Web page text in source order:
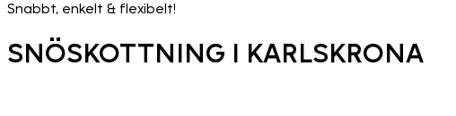
Snabbt, enkelt & flexibelt!
SNÖSKOTTNING I KARLSKRONA